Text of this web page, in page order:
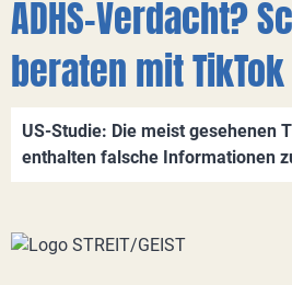
ADHS-Verdacht?
beraten mit TikTok
US-Studie: Die meist gesehenen
enthalten falsche Informationen